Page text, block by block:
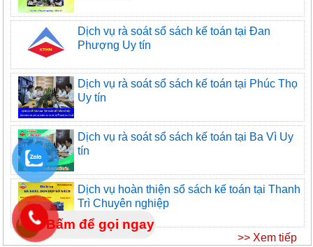
Bấm để gọi ngay
Dịch vụ rà soát sổ sách kế toán tại Đan
Phượng Uy tín
Dịch vụ rà soát sổ sách kế toán tại Phúc Thọ
Uy tín
Dịch vụ rà soát sổ sách kế toán tại Ba Vì Uy
tín
Dịch vụ hoàn thiện sổ sách kế toán tại Thanh
Trì Chuyên nghiệp
>> Xem tiếp